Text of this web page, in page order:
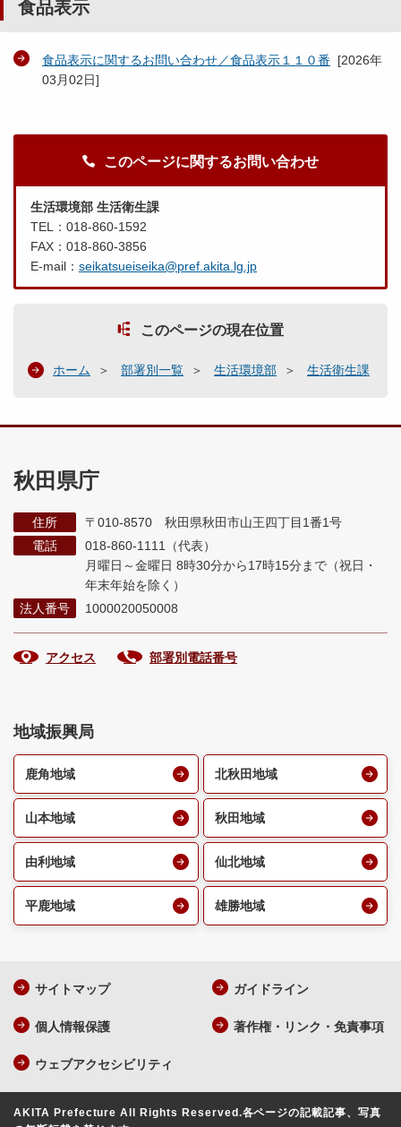
食品表示
食品表示に関するお問い合わせ／食品表示１１０番 [2026年
03月02日]
このページに関するお問い合わせ
生活環境部 生活衛生課
TEL：018-860-1592
FAX：018-860-3856
E-mail： seikatsueiseika@pref.akita.lg.jp
このページの現在位置
ホーム 部署別一覧 生活環境部 生活衛生課
秋田県庁
住所
〒010-8570 秋田県秋田市山王四丁目1番1号
電話
018-860-1111（代表）
月曜日～金曜日 8時30分から17時15分まで （祝日・
年末年始を除く）
法人番号
1000020050008
アクセス 部署別電話番号
地域振興局
鹿角地域 北秋田地域
山本地域 秋田地域
由利地域 仙北地域
平鹿地域 雄勝地域
サイトマップ ガイドライン
個人情報保護 著作権・リンク・免責事項
ウェブアクセシビリティ
AKITA Prefecture All Rights Reserved.各ページの記載記事、写真